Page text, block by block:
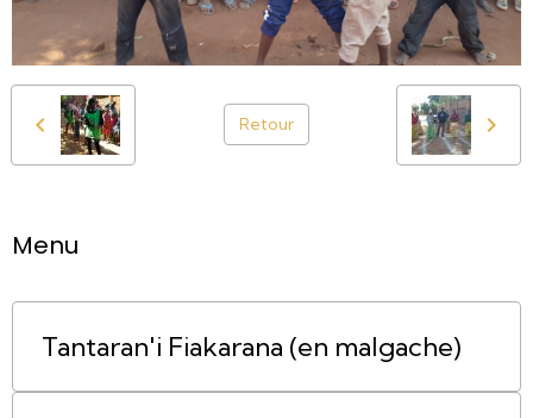
Retour
Menu
Tantaran'i Fiakarana (en malgache)